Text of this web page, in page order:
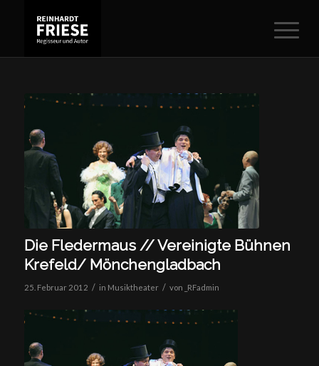
Die Fledermaus // Vereinigte Bühnen
Krefeld/ Mönchengladbach
25. Februar 2012 / in Musiktheater / von _RFadmin